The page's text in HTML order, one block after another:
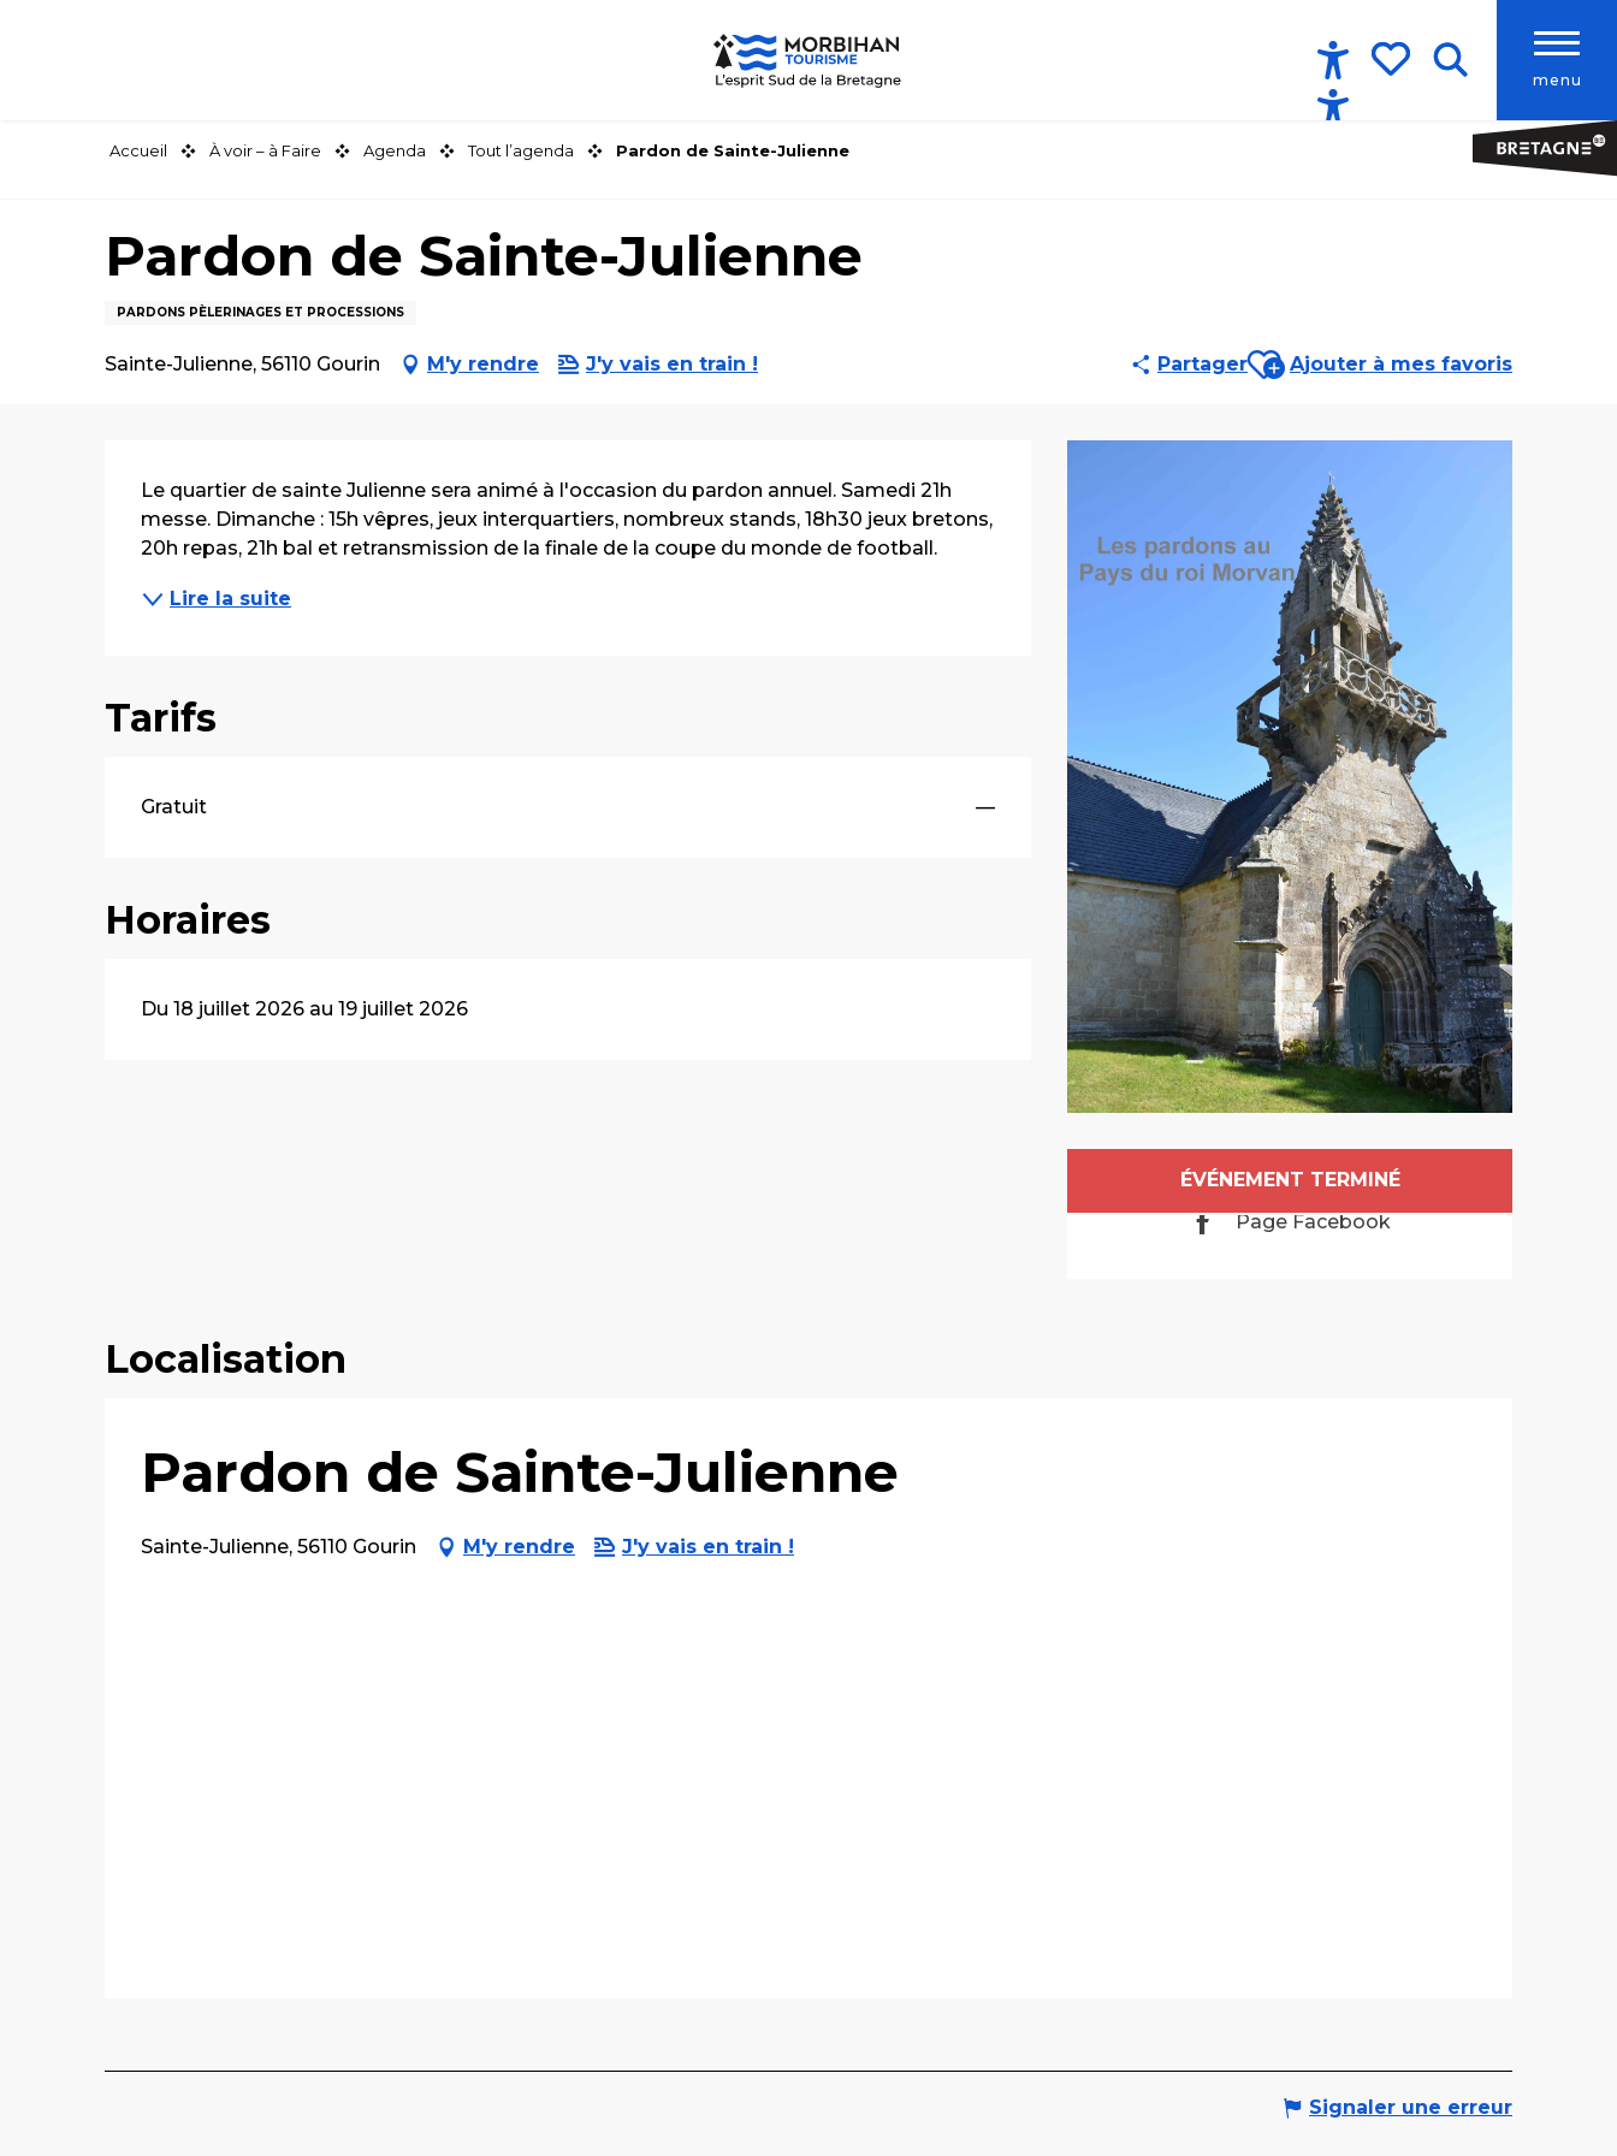
menu
Accessibilité
Accueil À voir – à Faire Agenda Tout l’agenda Pardon de Sainte-Julienne
Pardon de Sainte-Julienne
PARDONS PÈLERINAGES ET PROCESSIONS
Sainte-Julienne, 56110 Gourin M'y rendre J'y vais en train ! PartagerAjouter aux favoris
Ajouter à mes favoris
Ouverture et
ÉVÉNEMENT TERMINÉ
Page Facebook
Description
Le quartier de sainte Julienne sera animé à l'occasion du pardon annuel. Samedi 21h
messe. Dimanche : 15h vêpres, jeux interquartiers, nombreux stands, 18h30 jeux bretons,
20h repas, 21h bal et retransmission de la finale de la coupe du monde de football.
Lire la suite
Tarifs
Gratuit —
Horaires
Du 18 juillet 2026 au 19 juillet 2026
Localisation
Pardon de Sainte-Julienne
Sainte-Julienne, 56110 Gourin M'y rendre J'y vais en train !
Signaler une erreur